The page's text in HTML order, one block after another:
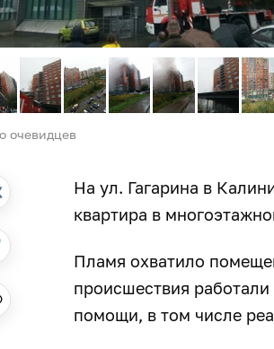
очевидцев
На ул. Гагарина в
квартира в
Пламя охватило
происшествия
помощи, в том числе